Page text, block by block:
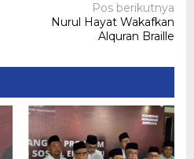
Pos berikutnya
‎Nurul Hayat Wakafkan
Alquran Braille